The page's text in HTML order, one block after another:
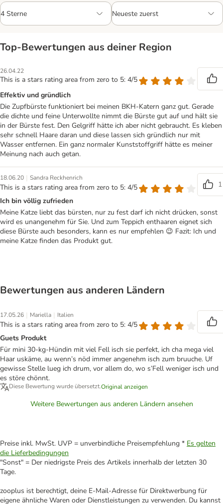
Top‑Bewertungen aus deiner Region
26.04.22
This is a stars rating area from zero to 5: 4/5
Effektiv und gründlich
Die Zupfbürste funktioniert bei meinen BKH-Katern ganz gut. Gerade
die dichte und feine Unterwollte nimmt die Bürste gut auf und hält sie
in der Bürste fest. Den Gelgriff hätte ich aber nicht gebraucht. Es kleben
sehr schnell Haare daran und diese lassen sich gründlich nur mit
Wasser entfernen. Ein ganz normaler Kunststoffgriff hätte es meiner
Meinung nach auch getan.
18.06.20 | Sandra Reckhenrich
This is a stars rating area from zero to 5: 4/5
1
Ich bin völlig zufrieden
Meine Katze liebt das bürsten, nur zu fest darf ich nicht drücken, sonst
wird es unangenehm für Sie. Und zum Teppich enthaaren eignet sich
diese Bürste auch besonders, kann es nur empfehlen 😉 Fazit: Ich und
meine Katze finden das Produkt gut.
Bewertungen aus anderen Ländern
17.05.26 | Mariella | Italien
This is a stars rating area from zero to 5: 4/5
Guets Produkt
Für mini 30-kg-Hündin mit viel Fell isch sie perfekt, ich cha mega viel
Haar uskäme, au wenn’s nöd immer angenehm isch zum bruuche. Uf
gewisse Stelle lueg ich drum, vor allem do, wo s’Fell weniger isch und
es störe chönnt.
Diese Bewertung wurde übersetzt.Original anzeigen
Weitere Bewertungen aus anderen Ländern ansehen
Preise inkl. MwSt. UVP = unverbindliche Preisempfehlung * Es gelten
die Lieferbedingungen
"Sonst" = Der niedrigste Preis des Artikels innerhalb der letzten 30
Tage.
zooplus ist berechtigt, deine E-Mail-Adresse für Direktwerbung für
eigene ähnliche Waren oder Dienstleistungen zu verwenden. Du kannst